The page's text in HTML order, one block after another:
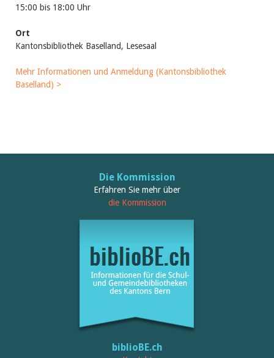
15:00 bis 18:00 Uhr
Ort
Kantonsbibliothek Baselland, Lesesaal
Mehr Informationen und Anmeldung (Kantonsbibliothek
Baselland) >
Die Kommission
Erfahren Sie mehr über
die Kommission
biblioBE.ch